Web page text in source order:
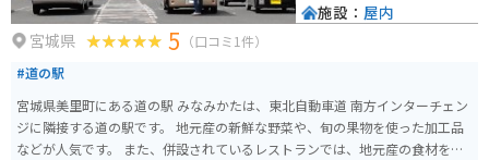
宮城県 5 （口コミ1件）
#道の駅
宮城県美里町にある道の駅 みなみかたは、東北自動車道 南方インターチェン
ジに隣接する道の駅です。 地元産の新鮮な野菜や、旬の果物を使った加工品
などが人気です。 また、併設されているレストランでは、地元産の食材を使
施設： 屋内